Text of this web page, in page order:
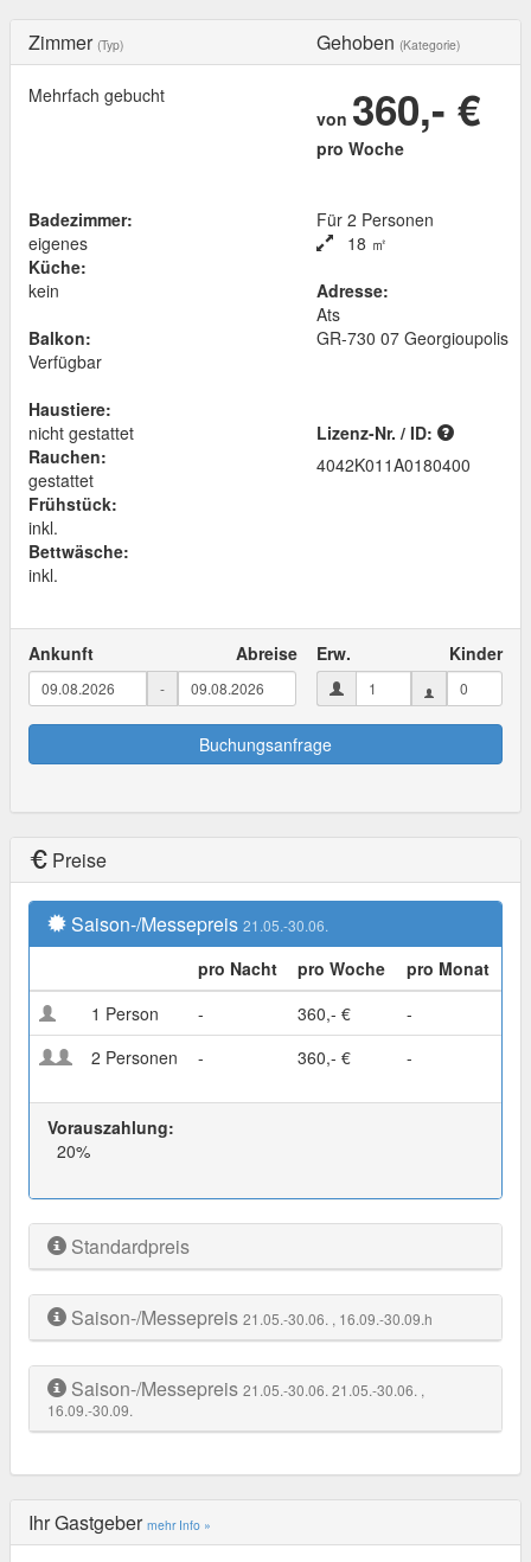
Zimmer (Typ) Gehoben (Kategorie)
Mehrfach gebucht
von 360,- €
pro Woche
Badezimmer:
eigenes
Küche:
kein
Balkon:
Verfügbar
Haustiere:
nicht gestattet
Rauchen:
gestattet
Frühstück:
inkl.
Bettwäsche:
inkl.
Für 2 Personen
18 ㎡
Adresse:
Ats
GR-730 07Georgioupolis
Lizenz-Nr. / ID:
4042K011A0180400
Ankunft Abreise
-
Erw. Kinder
Buchungsanfrage
Preise
Saison-/Messepreis 21.05.-30.06.
pro Nacht pro Woche
pro Monat
1 Person
- 360,- €
-
2 Personen
- 360,- € -
Vorauszahlung:
20%
Standardpreis
Saison-/Messepreis 21.05.-30.06. , 16.09.-30.09.h
Saison-/Messepreis 21.05.-30.06. 21.05.-30.06. ,
16.09.-30.09.
Ihr Gastgeber mehr Info »